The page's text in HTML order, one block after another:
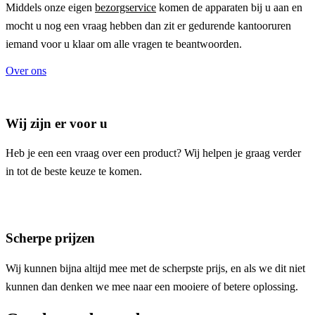
Middels onze eigen bezorgservice komen de apparaten bij u aan en
mocht u nog een vraag hebben dan zit er gedurende kantooruren
iemand voor u klaar om alle vragen te beantwoorden.
Over ons
Wij zijn er voor u
Heb je een een vraag over een product? Wij helpen je graag verder
in tot de beste keuze te komen.
Scherpe prijzen
Wij kunnen bijna altijd mee met de scherpste prijs, en als we dit niet
kunnen dan denken we mee naar een mooiere of betere oplossing.